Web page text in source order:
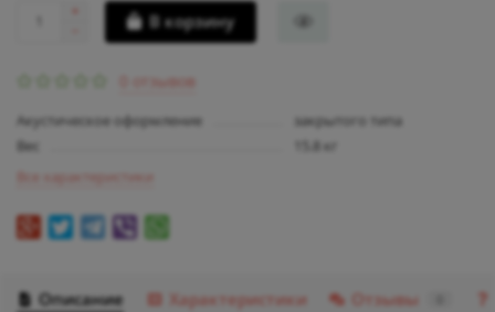
В корзину
0 отзывов
Акустическое оформление
закрытого типа
Вес
15.8 кг
Все характеристики
Описание Характеристики Отзывы